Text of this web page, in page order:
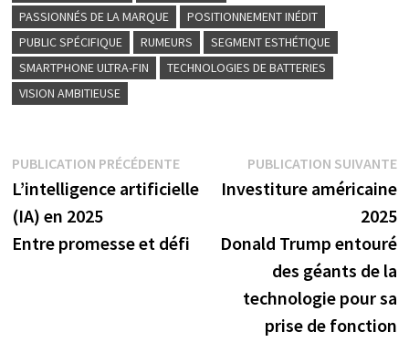
PASSIONNÉS DE LA MARQUE
POSITIONNEMENT INÉDIT
PUBLIC SPÉCIFIQUE
RUMEURS
SEGMENT ESTHÉTIQUE
SMARTPHONE ULTRA-FIN
TECHNOLOGIES DE BATTERIES
VISION AMBITIEUSE
Navigation
de
l’article
PUBLICATION PRÉCÉDENTEPublication
précédente :
L’intelligence artificielle
(IA) en 2025
Entre promesse et défi
PUBLICATION SUIVANTE
Investiture américaine
2025
Donald Trump entouré
des géants de la
technologie pour sa
prise de fonction